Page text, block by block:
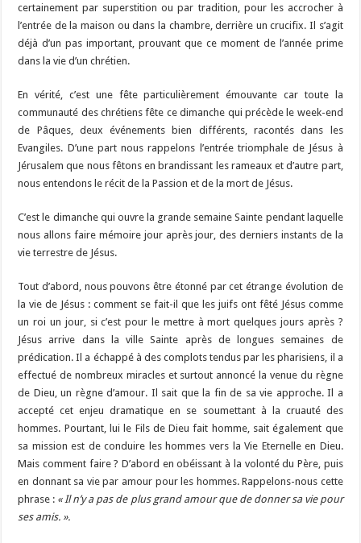
certainement par superstition ou par tradition, pour les accrocher à
l’entrée de la maison ou dans la chambre, derrière un crucifix. Il s’agit
déjà d’un pas important, prouvant que ce moment de l’année prime
dans la vie d’un chrétien.
En vérité, c’est une fête particulièrement émouvante car toute la
communauté des chrétiens fête ce dimanche qui précède le week-end
de Pâques, deux événements bien différents, racontés dans les
Evangiles. D’une part nous rappelons l’entrée triomphale de Jésus à
Jérusalem que nous fêtons en brandissant les rameaux et d’autre part,
nous entendons le récit de la Passion et de la mort de Jésus.
C’est le dimanche qui ouvre la grande semaine Sainte pendant laquelle
nous allons faire mémoire jour après jour, des derniers instants de la
vie terrestre de Jésus.
Tout d’abord, nous pouvons être étonné par cet étrange évolution de
la vie de Jésus : comment se fait-il que les juifs ont fêté Jésus comme
un roi un jour, si c’est pour le mettre à mort quelques jours après ?
Jésus arrive dans la ville Sainte après de longues semaines de
prédication. Il a échappé à des complots tendus par les pharisiens, il a
effectué de nombreux miracles et surtout annoncé la venue du règne
de Dieu, un règne d’amour. Il sait que la fin de sa vie approche. Il a
accepté cet enjeu dramatique en se soumettant à la cruauté des
hommes. Pourtant, lui le Fils de Dieu fait homme, sait également que
sa mission est de conduire les hommes vers la Vie Eternelle en Dieu.
Mais comment faire ? D’abord en obéissant à la volonté du Père, puis
en donnant sa vie par amour pour les hommes. Rappelons-nous cette
phrase : « Il n’y a pas de plus grand amour que de donner sa vie pour
ses amis. ».